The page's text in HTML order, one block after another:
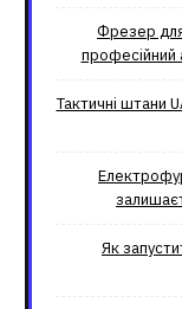
Фрезер
професійний
Тактичні штани
Як